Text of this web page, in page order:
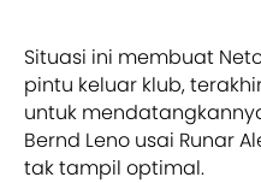
Situasi ini membuat
pintu keluar klub,
untuk
Bernd Leno usai Runar
tak tampil optimal.